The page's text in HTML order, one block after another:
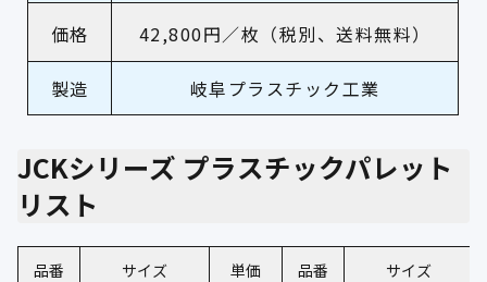
価格 42,800円／枚（税別、送料無料）
製造 岐阜プラスチック工業
JCKシリーズ プラスチックパレット
リスト
品番 サイズ 単価 品番 サイズ